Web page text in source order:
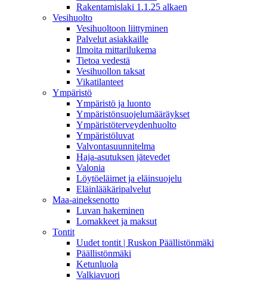
Rakentamislaki 1.1.25 alkaen
Vesihuolto
Vesihuoltoon liittyminen
Palvelut asiakkaille
Ilmoita mittarilukema
Tietoa vedestä
Vesihuollon taksat
Vikatilanteet
Ympäristö
Ympäristö ja luonto
Ympäristönsuojelumääräykset
Ympäristöterveydenhuolto
Ympäristöluvat
Valvontasuunnitelma
Haja-asutuksen jätevedet
Valonia
Löytöeläimet ja eläinsuojelu
Eläinlääkäripalvelut
Maa-aineksenotto
Luvan hakeminen
Lomakkeet ja maksut
Tontit
Uudet tontit | Ruskon Päällistönmäki
Päällistönmäki
Ketunluola
Valkiavuori